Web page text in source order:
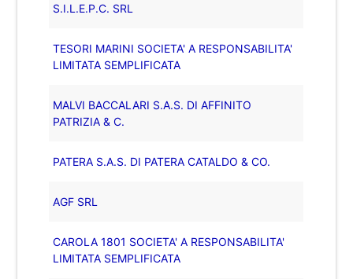
S.I.L.E.P.C. SRL
TESORI MARINI SOCIETA' A RESPONSABILITA'
LIMITATA SEMPLIFICATA
MALVI BACCALARI S.A.S. DI AFFINITO
PATRIZIA & C.
PATERA S.A.S. DI PATERA CATALDO & CO.
AGF SRL
CAROLA 1801 SOCIETA' A RESPONSABILITA'
LIMITATA SEMPLIFICATA